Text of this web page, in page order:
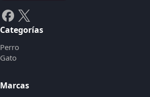
Categorías
Perro
Gato
Marcas